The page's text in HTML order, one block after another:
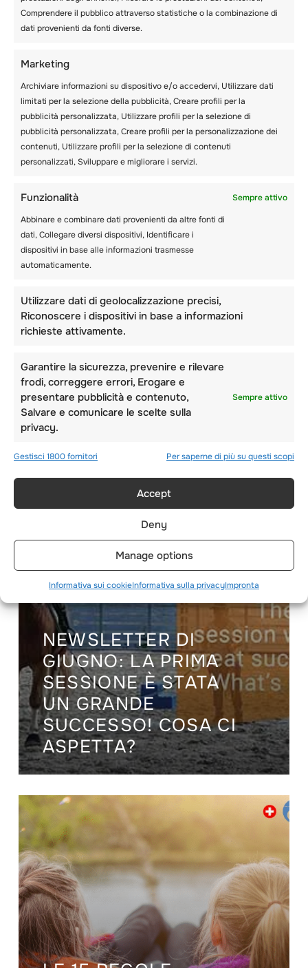
Comprendere il pubblico attraverso statistiche o la combinazione di
dati provenienti da fonti diverse.
Marketing
Archiviare informazioni su dispositivo e/o accedervi, Utilizzare dati
limitati per la selezione della pubblicità, Creare profili per la
pubblicità personalizzata, Utilizzare profili per la selezione di
pubblicità personalizzata, Creare profili per la personalizzazione dei
contenuti, Utilizzare profili per la selezione di contenuti
personalizzati, Sviluppare e migliorare i servizi.
Funzionalità
Sempre attivo
Abbinare e combinare dati provenienti da altre fonti di
dati, Collegare diversi dispositivi, Identificare i
dispositivi in base alle informazioni trasmesse
automaticamente.
Utilizzare dati di geolocalizzazione precisi,
Riconoscere i dispositivi in base a informazioni
richieste attivamente.
Garantire la sicurezza, prevenire e rilevare
frodi, correggere errori, Erogare e
presentare pubblicità e contenuto,
Salvare e comunicare le scelte sulla
privacy.
Sempre attivo
Gestisci 1800 fornitori Per saperne di più su questi scopi
Accept
Deny
Manage options
Informativa sui cookieInformativa sulla privacyImpronta
NEWSLETTER
ESTIVO E INVERNALE
2022-2023
VERBIER È STATA
MIGLIORE STAZIONE
SCIISTICA DEL
MONDO
NEWSLETTER DI
GIUGNO: LA PRIMA
SESSIONE È STATA
UN GRANDE
SUCCESSO! COSA CI
ASPETTA?